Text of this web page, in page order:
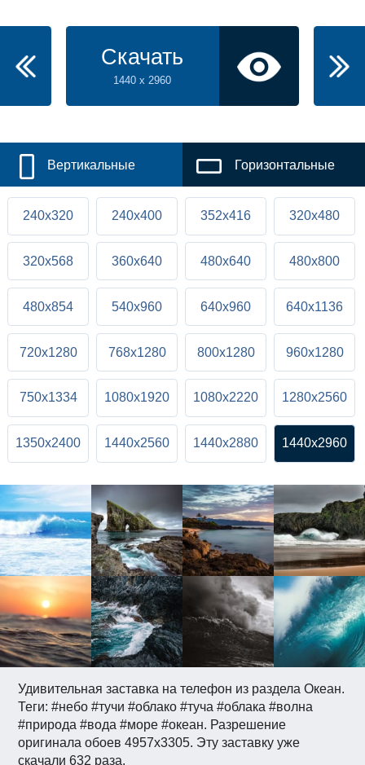
Удивительная заставка на телефон из раздела Океан.
Теги: #небо #тучи #облако #туча #облака #волна
#природа #вода #море #океан. Разрешение
оригинала обоев 4957x3305. Эту заставку уже
скачали 632 раза.
Скачать
1440 x 2960
Вертикальные Горизонтальные
240x320 240x400 352x416 320x480
320x568 360x640 480x640 480x800
480x854 540x960 640x960 640x1136
720x1280 768x1280 800x1280 960x1280
750x1334 1080x1920 1080x2220 1280x2560
1350x2400 1440x2560 1440x2880 1440x2960